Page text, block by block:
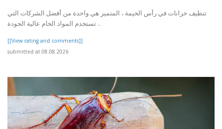
تنظيف خزانات في رأس الخيمة ، المتميز هي واحدة من أفضل الشركات التي
تستخدم المواد الخام عالية الجودة ..
[[View rating and comments]]
submitted at 08.08.2026